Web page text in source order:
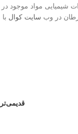
شیمیایی مواد موجود در
در وب سایت کوال با
قدیمی‌تر